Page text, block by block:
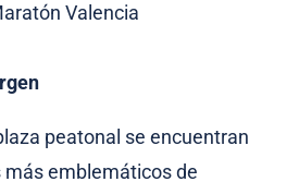
peatonal se encuentran
emblemáticos de